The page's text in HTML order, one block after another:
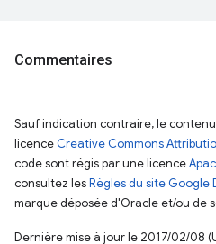
Commentaires
Sauf indication contraire, le
licence Creative Commons
code sont régis par une licence
consultez lesRègles du site Google
marque déposée d'Oracle et/ou de
Dernière mise à jour le 2017/02/08